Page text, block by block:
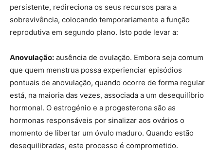
persistente, redireciona os seus recursos para a
sobrevivência, colocando temporariamente a função
reprodutiva em segundo plano. Isto pode levar a:
Anovulação: ausência de ovulação. Embora seja comum
que quem menstrua possa experienciar episódios
pontuais de anovulação, quando ocorre de forma regular
está, na maioria das vezes, associada a um desequilíbrio
hormonal. O estrogénio e a progesterona são as
hormonas responsáveis por sinalizar aos ovários o
momento de libertar um óvulo maduro. Quando estão
desequilibradas, este processo é comprometido.